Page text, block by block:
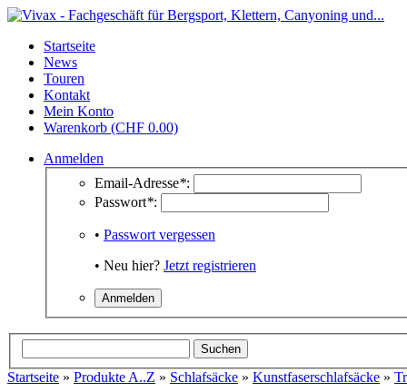
Startseite
News
Touren
Kontakt
Mein Konto
Warenkorb (CHF 0.00)
Anmelden
Email-Adresse*:
Passwort*:
• Passwort vergessen
• Neu hier? Jetzt registrieren
Startseite » Produkte A..Z » Schlafsäcke » Kunstfaserschlafsäcke »